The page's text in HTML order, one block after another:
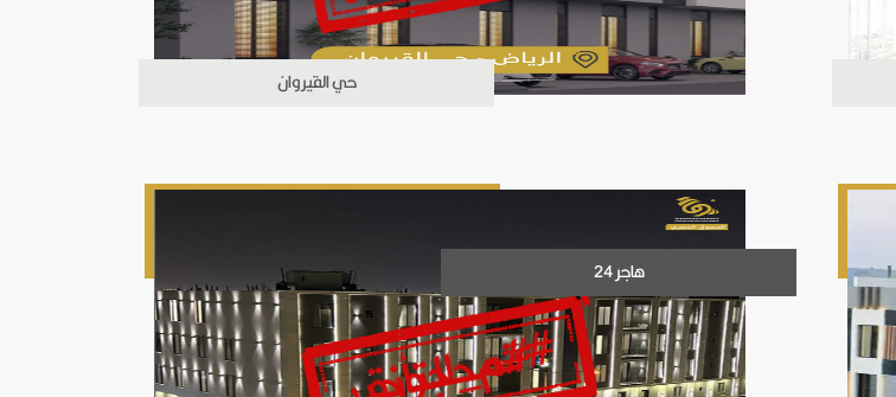
حي القيروان
هاجر 24